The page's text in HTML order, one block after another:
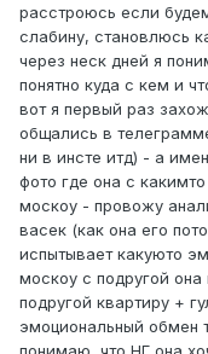
расстроюсь если
слабину, становлюсь
через неск дней я
понятно куда с кем и
вот я первый раз
общались в
ни в инсте итд) - а
фото где она с
москоу - провожу
васек (как она его
испытывает какуюто
москоу с подругой
подругой квартиру +
эмоциональный обмен